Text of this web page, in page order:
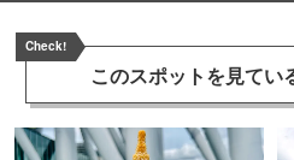
Check!
このスポットを見てい